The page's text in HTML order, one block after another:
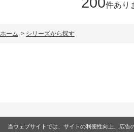
当ウェブサイトでは、サイトの利便性向上、広告
件あり
ホーム > シリーズから探す